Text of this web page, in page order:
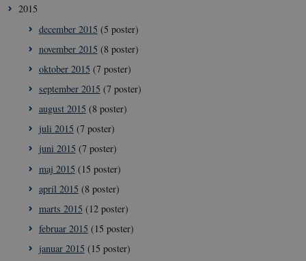
2015
december 2015 (5 poster)
november 2015 (8 poster)
oktober 2015 (7 poster)
september 2015 (7 poster)
august 2015 (8 poster)
juli 2015 (7 poster)
juni 2015 (7 poster)
maj 2015 (15 poster)
april 2015 (8 poster)
marts 2015 (12 poster)
februar 2015 (15 poster)
januar 2015 (15 poster)
typo3nonce_8l0UJ2f7DKxv4hHSHupSxA
__Secure-
typo3nonce_KbCW50Jg1s5208W1Mgs5Fg
__Secure-
typo3nonce_6hPMnfIy2oJvErvMQCxknw
__Secure-typo3nonce_L8s1jVt-